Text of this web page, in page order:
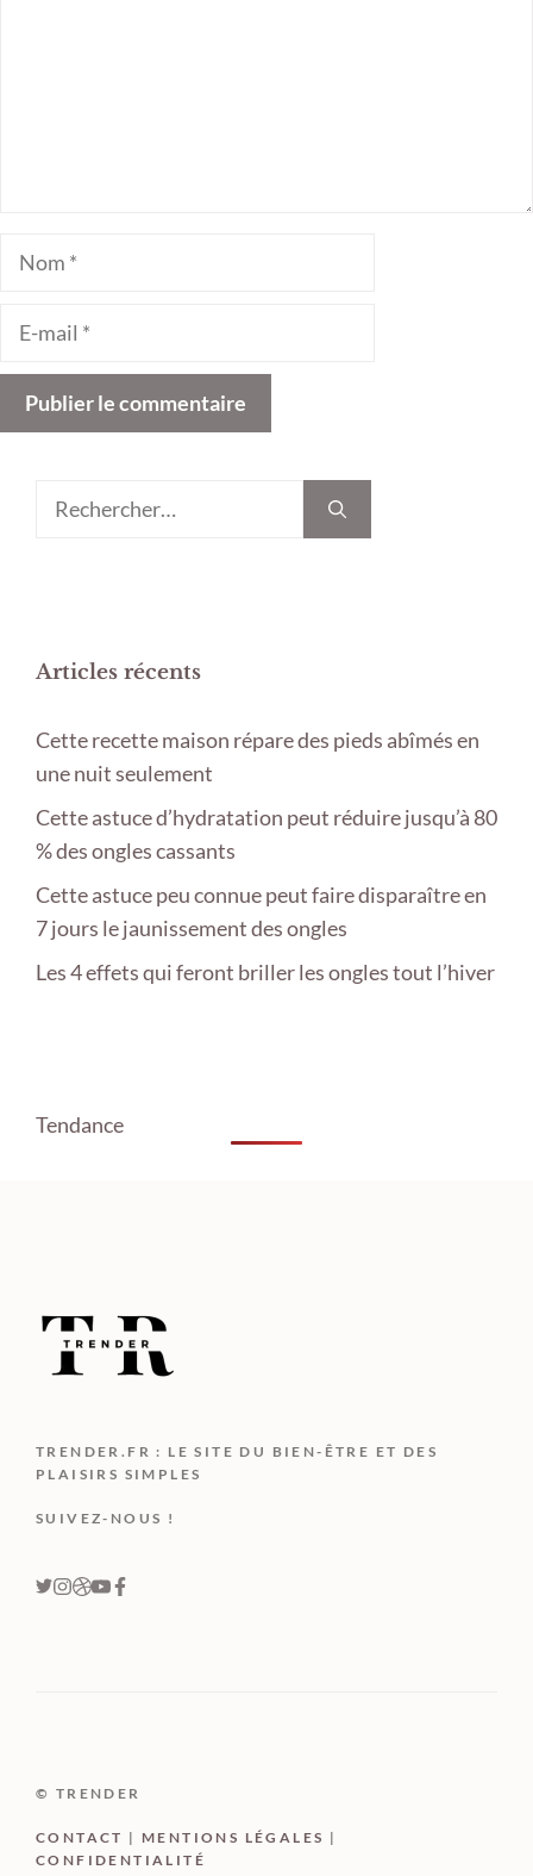
Nom
Rechercher :
Articles récents
Cette recette maison répare des pieds abîmés en
une nuit seulement
Cette astuce d’hydratation peut réduire jusqu’à 80
% des ongles cassants
Cette astuce peu connue peut faire disparaître en
7 jours le jaunissement des ongles
Les 4 effets qui feront briller les ongles tout l’hiver
Tendance
TRENDER.FR : LE SITE DU BIEN-ÊTRE ET DES
PLAISIRS SIMPLES
SUIVEZ-NOUS !
© TRENDER
CONTACT | MENTIONS LÉGALES |
CONFIDENTIALITÉ